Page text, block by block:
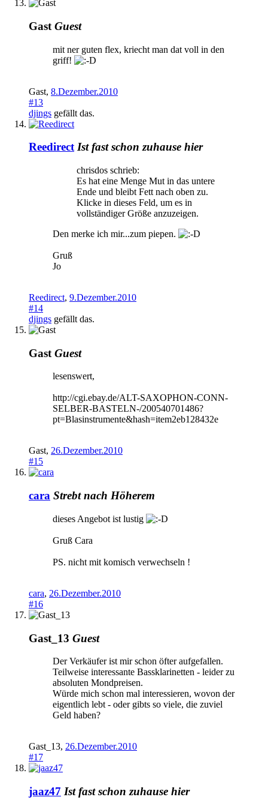
Gast Guest
mit ner guten flex, kriecht man dat voll in den
griff!
Gast, 8.Dezember.2010
#13
djings gefällt das.
Reedirect Ist fast schon zuhause hier
chrisdos schrieb:
Es hat eine Menge Mut in das untere
Ende und bleibt Fett nach oben zu.
Klicke in dieses Feld, um es in
vollständiger Größe anzuzeigen.
Den merke ich mir...zum piepen.
Gruß
Jo
Reedirect, 9.Dezember.2010
#14
djings gefällt das.
Gast Guest
lesenswert,
http://cgi.ebay.de/ALT-SAXOPHON-CONN-
SELBER-BASTELN-/200540701486?
pt=Blasinstrumente&hash=item2eb128432e
Gast, 26.Dezember.2010
#15
cara Strebt nach Höherem
dieses Angebot ist lustig
Gruß Cara
PS. nicht mit komisch verwechseln !
cara, 26.Dezember.2010
#16
Gast_13 Guest
Der Verkäufer ist mir schon öfter aufgefallen.
Teilweise interessante Bassklarinetten - leider zu
absoluten Mondpreisen.
Würde mich schon mal interessieren, wovon der
eigentlich lebt - oder gibts so viele, die zuviel
Geld haben?
Gast_13, 26.Dezember.2010
#17
jaaz47 Ist fast schon zuhause hier